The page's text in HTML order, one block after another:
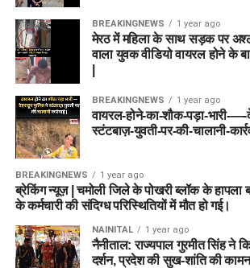
BREAKINGNEWS 1 year ago
मेरठ में महिला के साथ सड़क पर
वाला युवक वीडियो वायरल होने के
BREAKINGNEWS 1 year ago
वायरल-होने-का-शौक-पड़ा-भारी-
स्टंटबाज़-युवती-पर-की-चालानी-
BREAKINGNEWS 1 year ago
ब्रेकिंग न्यूज़ | चमोली जिले के पोखरी ब्लॉक के हापला
के कर्मचारी की संदिग्ध परिस्थितियों में मौत हो गई।
NAINITAL 1 year ago
नैनीताल: राज्यपाल गुरमीत सिंह ने
दर्शन, प्रदेश की सुख-शांति की